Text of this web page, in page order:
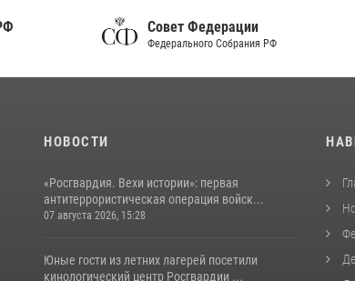
Совет Федерации
Федерального Собрания РФ
НОВОСТИ
«Росгвардия. Вехи истории»: первая
антитеррористическая операция войск...
07 августа 2026, 15:28
Юные гости из летних лагерей посетили
кинологический центр Росгвардии ...